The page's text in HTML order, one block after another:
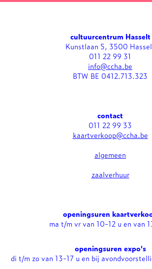
cultuurcentrum Hasselt
Kunstlaan 5, 3500
011 22 99 31
info@ccha.be
BTW BE 0412.713.323
contact
011 22 99 33
kaartverkoop@ccha.be
algemeen
zaalverhuur
openingsuren
ma t/m vr van 10-12 u en van
openingsuren expo's
di t/m zo van 13-17 u en bij